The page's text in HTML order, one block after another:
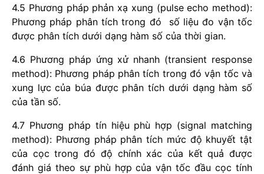
4.5 Phương pháp phản xạ xung (pulse echo method):
Phương pháp phân tích trong đó số liệu đo vận tốc
được phân tích dưới dạng hàm số của thời gian.
4.6 Phương pháp ứng xử nhanh (transient response
method): Phương pháp phân tích trong đó vận tốc và
xung lực của búa được phân tích dưới dạng hàm số
của tần số.
4.7 Phương pháp tín hiệu phù hợp (signal matching
method): Phương pháp phân tích mức độ khuyết tật
của cọc trong đó độ chính xác của kết quả được
đánh giá theo sự phù hợp của vận tốc đầu cọc tính